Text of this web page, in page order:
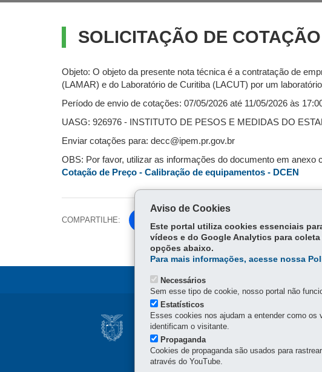
SOLICITAÇÃO DE
Objeto: O objeto da presente nota técnica é a contratação de
(LAMAR) e do Laboratório de Curitiba (LACUT) por um
Período de envio de cotações: 07/05/2026 até 11/05/2026 às
UASG: 926976 - INSTITUTO DE PESOS E MEDIDAS DO
Enviar cotações para: decc@ipem.pr.gov.br
OBS: Por favor, utilizar as informações do documento em anexo
Cotação de Preço - Calibração de equipamentos - DCEN
COMPARTILHE:
ce
bo
ok
Tw
itt
Navegação
principal
INSTITUTO DE PESOS E
Rua Estados Unidos, 135 - Bacacheri
Horário de Atendimento: de segunda a
41 3251-2200
Aviso de Cookies
Este portal utiliza cookies essenciais
vídeos e do Google Analytics para
opções abaixo.
Para mais informações, acesse nossa
Necessários
Sem esse tipo de cookie, nosso portal não
Estatísticos
Esses cookies nos ajudam a entender como
identificam o visitante.
Propaganda
Cookies de propaganda são usados para
através do YouTube.